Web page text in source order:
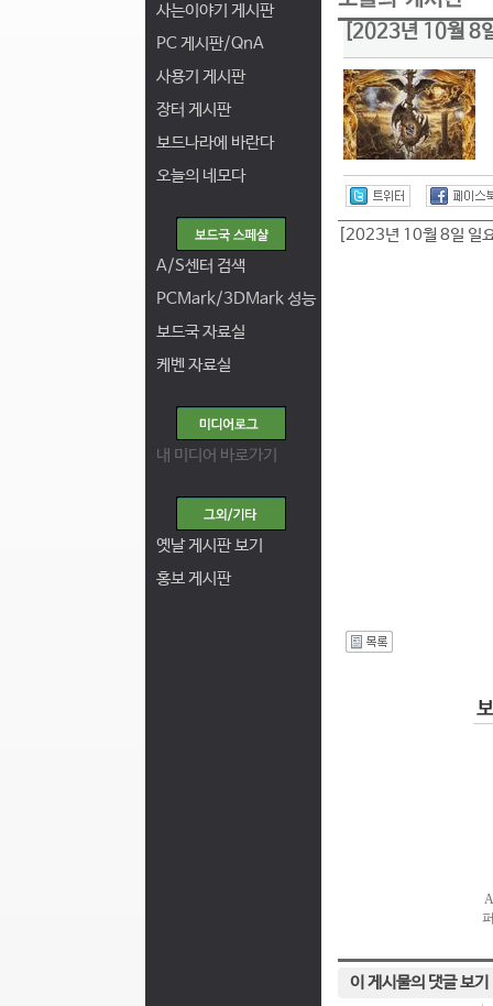
사는이야기 게시판
PC 게시판/QnA
사용기 게시판
장터 게시판
보드나라에 바란다
오늘의 네모다
A/S센터 검색
PCMark/3DMark 성능
보드국 자료실
케벤 자료실
내 미디어 바로가기
옛날 게시판 보기
홍보 게시판
[2023년 10월 8
[2023년 10월 8일 일
이 게시물의 댓글 보기